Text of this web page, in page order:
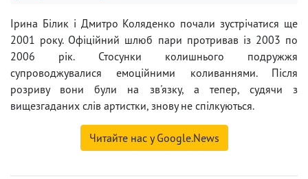
Ірина Білик і Дмитро Коляденко почали зустрічатися ще
2001 року. Офіційний шлюб пари протривав із 2003 по
2006 рік. Стосунки колишнього подружжя
супроводжувалися емоційними коливаннями. Після
розриву вони були на зв'язку, а тепер, судячи з
вищезгаданих слів артистки, знову не спілкуються.
Читайте нас у Google.News